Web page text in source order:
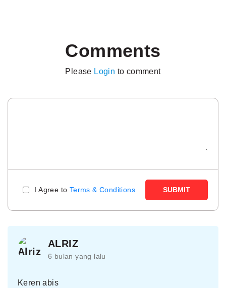
Comments
Please Login to comment
I Agree to Terms & Conditions SUBMIT
ALRIZ
6 bulan yang lalu
Keren abis